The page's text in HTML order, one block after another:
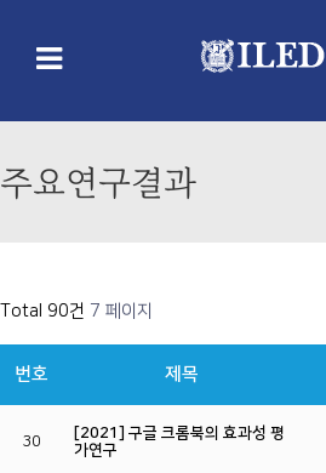
주요연구결과
Total 90건 7 페이지
번호 제목
30
[2021] 구글 크롬북의 효과성 평
가연구